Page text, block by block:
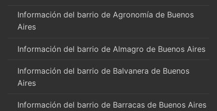
Información del barrio de Agronomía de Buenos
Aires
Información del barrio de Almagro de Buenos Aires
Información del barrio de Balvanera de Buenos
Aires
Información del barrio de Barracas de Buenos Aires